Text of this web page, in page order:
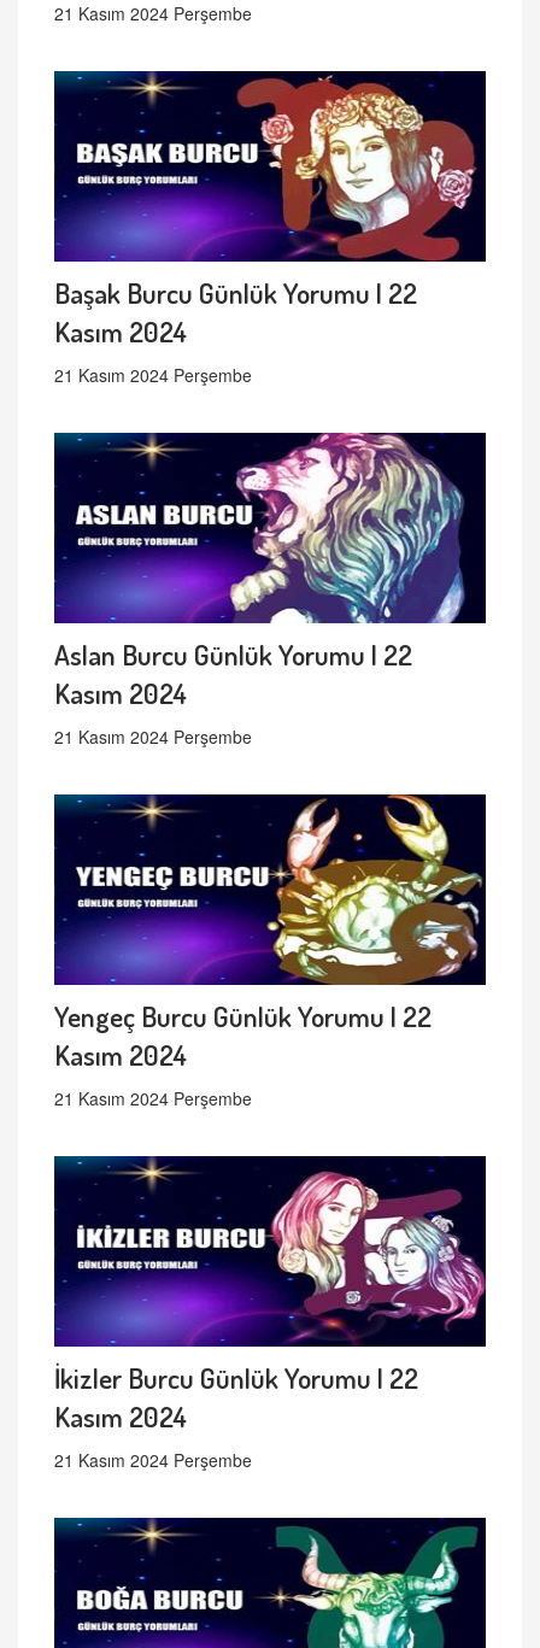
21 Kasım 2024 Perşembe
Başak Burcu Günlük Yorumu | 22
Kasım 2024
21 Kasım 2024 Perşembe
Aslan Burcu Günlük Yorumu | 22
Kasım 2024
21 Kasım 2024 Perşembe
Yengeç Burcu Günlük Yorumu | 22
Kasım 2024
21 Kasım 2024 Perşembe
İkizler Burcu Günlük Yorumu | 22
Kasım 2024
21 Kasım 2024 Perşembe